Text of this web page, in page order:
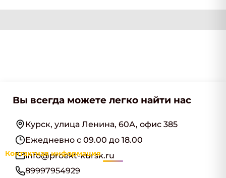
Вы всегда можете легко найти нас
Курск, улица Ленина, 60А, офис 385
Ежедневно с 09.00 до 18.00
info@proekt-kursk.ru
89997954929
Контактная информация
Наименование:ООО "КурскИнжПроект"